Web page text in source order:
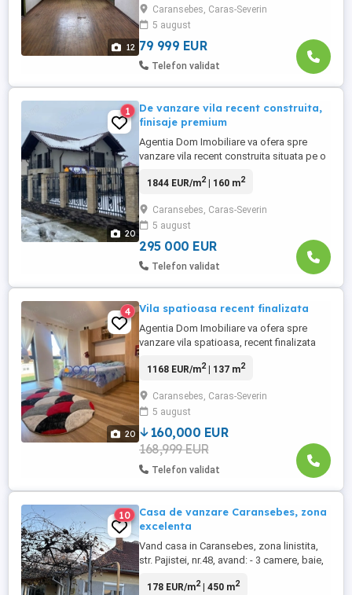
12
casa cu parter si etaj, are construita
fundatie solida si planseu de beton intre
parter si ...
Caransebes, Caras-Severin
5 august
79 999 EUR
Telefon validat
20
1
De vanzare vila recent construita,
finisaje premium
Agentia Dom Imobiliare va ofera spre
vanzare vila recent construita situata pe o
tip P + E si a fost contruita pe un teren cu
stradal generos de 27 metri . Constructia
are o amprenta la sol de 84 mp, o
suprafata construita ...
1844 EUR/m2| 160 m2
Caransebes, Caras-Severin
5 august
295 000 EUR
Telefon validat
20
4 Vila spatioasa recent finalizata
Agentia Dom Imobiliare va ofera spre
vanzare vila spatioasa, recent finalizata
Sebesului). Constructia este de tip P + E .
mp, o suprafata construita totala de 160
mp si dispune de un teren generos in
suprafata de 500 mp. Are ...
1168 EUR/m2| 137 m2
Caransebes, Caras-Severin
5 august
160,000 EUR
168,999 EUR
Telefon validat
10
Casa de vanzare Caransebes, zona
excelenta
Vand casa in Caransebes, zona linistita,
str. Pajistei, nr.48, avand: - 3 camere, baie,
garaj, gradina, anexe - toate utilitatile -
178 EUR/m2| 450 m2